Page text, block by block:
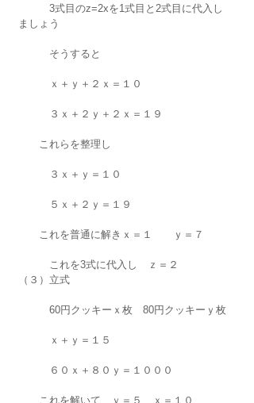
3式目のz=2xを1式目と2式目に代入し
ましょう
そうすると
ｘ＋ｙ＋２ｘ＝１０
３ｘ＋２ｙ＋２ｘ＝１９
これらを整理し
３ｘ＋ｙ＝１０
５ｘ＋２ｙ＝１９
これを普通に解きｘ＝１　　ｙ＝７
これを3式に代入し　ｚ＝２
（３）立式
60円クッキーｘ枚　80円クッキーｙ枚
ｘ＋ｙ＝１５
６０ｘ＋８０ｙ＝１０００
これを解いて　ｙ＝５　ｘ＝１０